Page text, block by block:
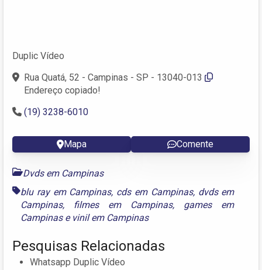
Duplic Vídeo
Rua Quatá, 52 - Campinas - SP - 13040-013
Endereço copiado!
(19) 3238-6010
Mapa Comente
Dvds em Campinas
blu ray em Campinas, cds em Campinas, dvds em
Campinas, filmes em Campinas, games em
Campinase vinil em Campinas
Pesquisas Relacionadas
Whatsapp Duplic Vídeo